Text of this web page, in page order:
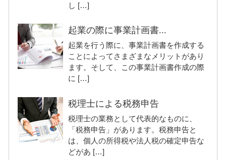
し […]
起業の際に事業計画書...
起業を行う際に、事業計画書を作成する
ことによってさまざまなメリットがあり
ます。そして、この事業計画書作成の際
に […]
税理士による税務申告
税理士の業務として代表的なものに、
「税務申告」があります。税務申告と
は、個人の所得税や法人税の確定申告な
どがあ […]